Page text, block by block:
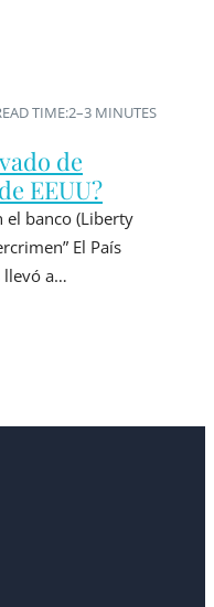
TIME:2–3 MINUTES
de
EEUU?
el banco (Liberty
El País
llevó a…